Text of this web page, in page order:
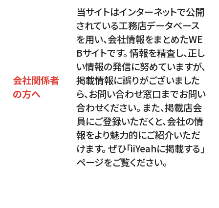
会社関係者
の方へ
当サイトはインターネットで公開
されている工務店データベース
を用い、会社情報をまとめたWE
Bサイトです。 情報を精査し、正し
い情報の発信に努めていますが、
掲載情報に誤りがございました
ら、お問い合わせ窓口までお問い
合わせください。 また、掲載店会
員にご登録いただくと、会社の情
報をより魅力的にご紹介いただ
けます。 ぜひ「iiYeahに掲載する」
ページをご覧ください。